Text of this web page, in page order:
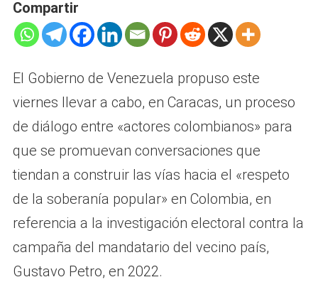
Compartir
El Gobierno de Venezuela propuso este
viernes llevar a cabo, en Caracas, un proceso
de diálogo entre «actores colombianos» para
que se promuevan conversaciones que
tiendan a construir las vías hacia el «respeto
de la soberanía popular» en Colombia, en
referencia a la investigación electoral contra la
campaña del mandatario del vecino país,
Gustavo Petro, en 2022.